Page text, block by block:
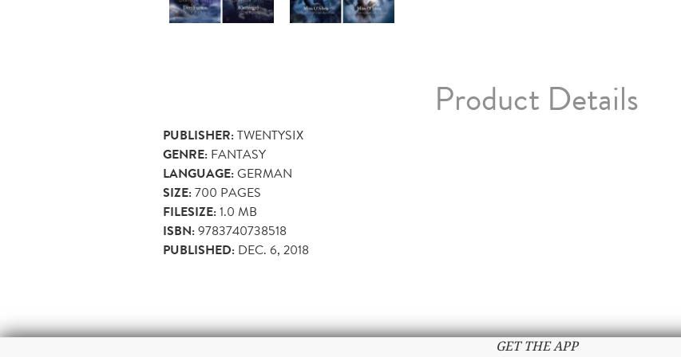
Product Details
PUBLISHER:TWENTYSIX
GENRE: FANTASY
LANGUAGE:GERMAN
SIZE:700 PAGES
FILESIZE:1.0 MB
ISBN:9783740738518
PUBLISHED: DEC. 6, 2018
GET THE APP